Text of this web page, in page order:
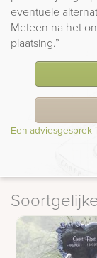
eventuele
Meteen na het
plaatsing.”
Een